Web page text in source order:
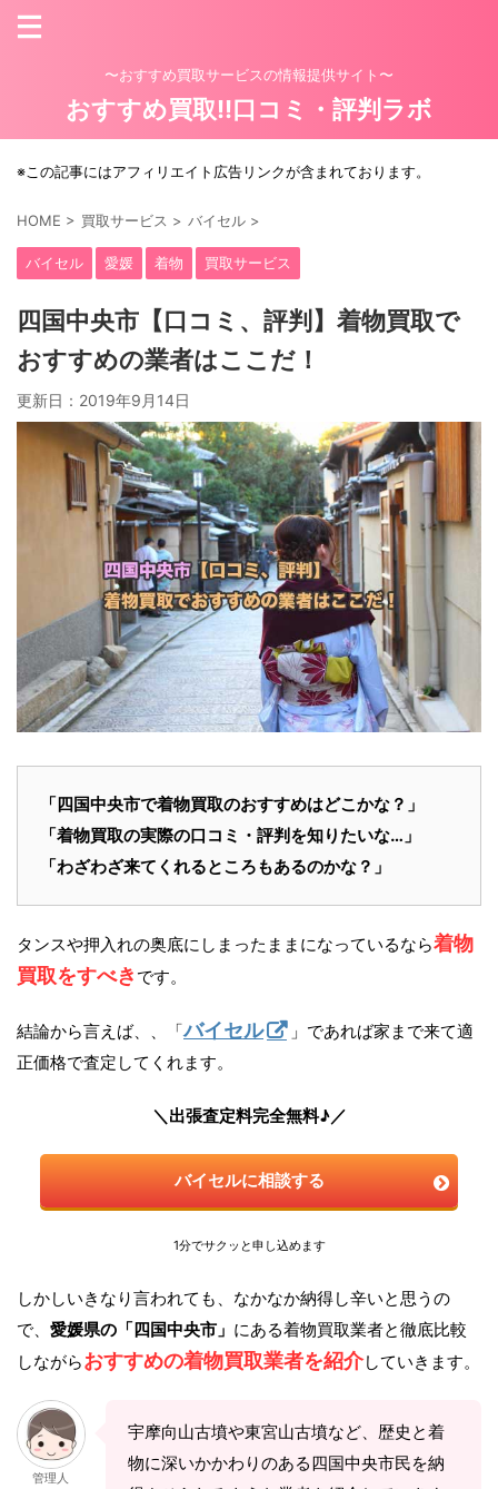
〜おすすめ買取サービスの情報提供サイト〜
おすすめ買取!!口コミ・評判ラボ
※この記事にはアフィリエイト広告リンクが含まれております。
HOME > 買取サービス > バイセル >
バイセル 愛媛 着物 買取サービス
四国中央市【口コミ、評判】着物買取で
おすすめの業者はここだ！
更新日： 2019年9月14日
「四国中央市で着物買取のおすすめはどこかな？」
「着物買取の実際の口コミ・評判を知りたいな…」
「わざわざ来てくれるところもあるのかな？」
タンスや押入れの奥底にしまったままになっているなら着物
買取をすべき です。
結論から言えば、、「バイセル
」であれば家まで来て適
正価格で査定してくれます。
＼出張査定料完全無料♪／
バイセルに相談する
1分でサクッと申し込めます
しかしいきなり言われても、なかなか納得し辛いと思うの
で、 愛媛県の「四国中央市」 にある着物買取業者と徹底比較
しながらおすすめの着物買取業者を紹介していきます。
管理人
宇摩向山古墳や東宮山古墳など、歴史と着
物に深いかかわりのある四国中央市民を納